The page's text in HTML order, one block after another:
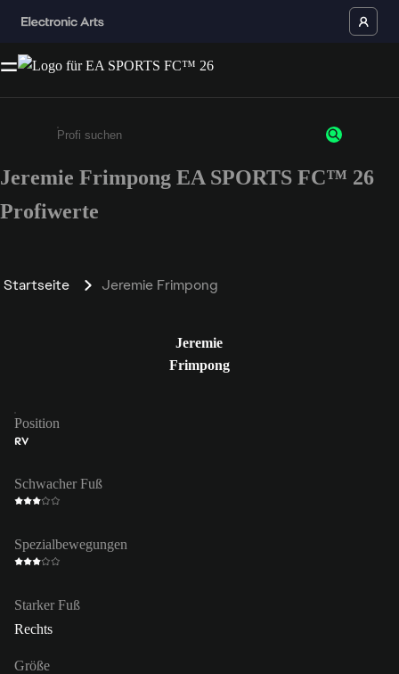
Gib mindestens 3 Zeichen oder Ziffern ein
Jeremie Frimpong EA SPORTS FC™ 26
Profiwerte
Startseite Jeremie Frimpong
Jeremie
Frimpong
Position
RV
Schwacher Fuß
Spezialbewegungen
Starker Fuß
Rechts
Größe